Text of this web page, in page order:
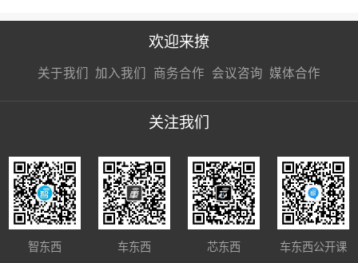
欢迎来撩
关于我们 加入我们
接扔简历
商务合作
接开聊
会议咨询 媒体合作
接开聊
关注我们
智东西 车东西 芯东西 车东西公开课